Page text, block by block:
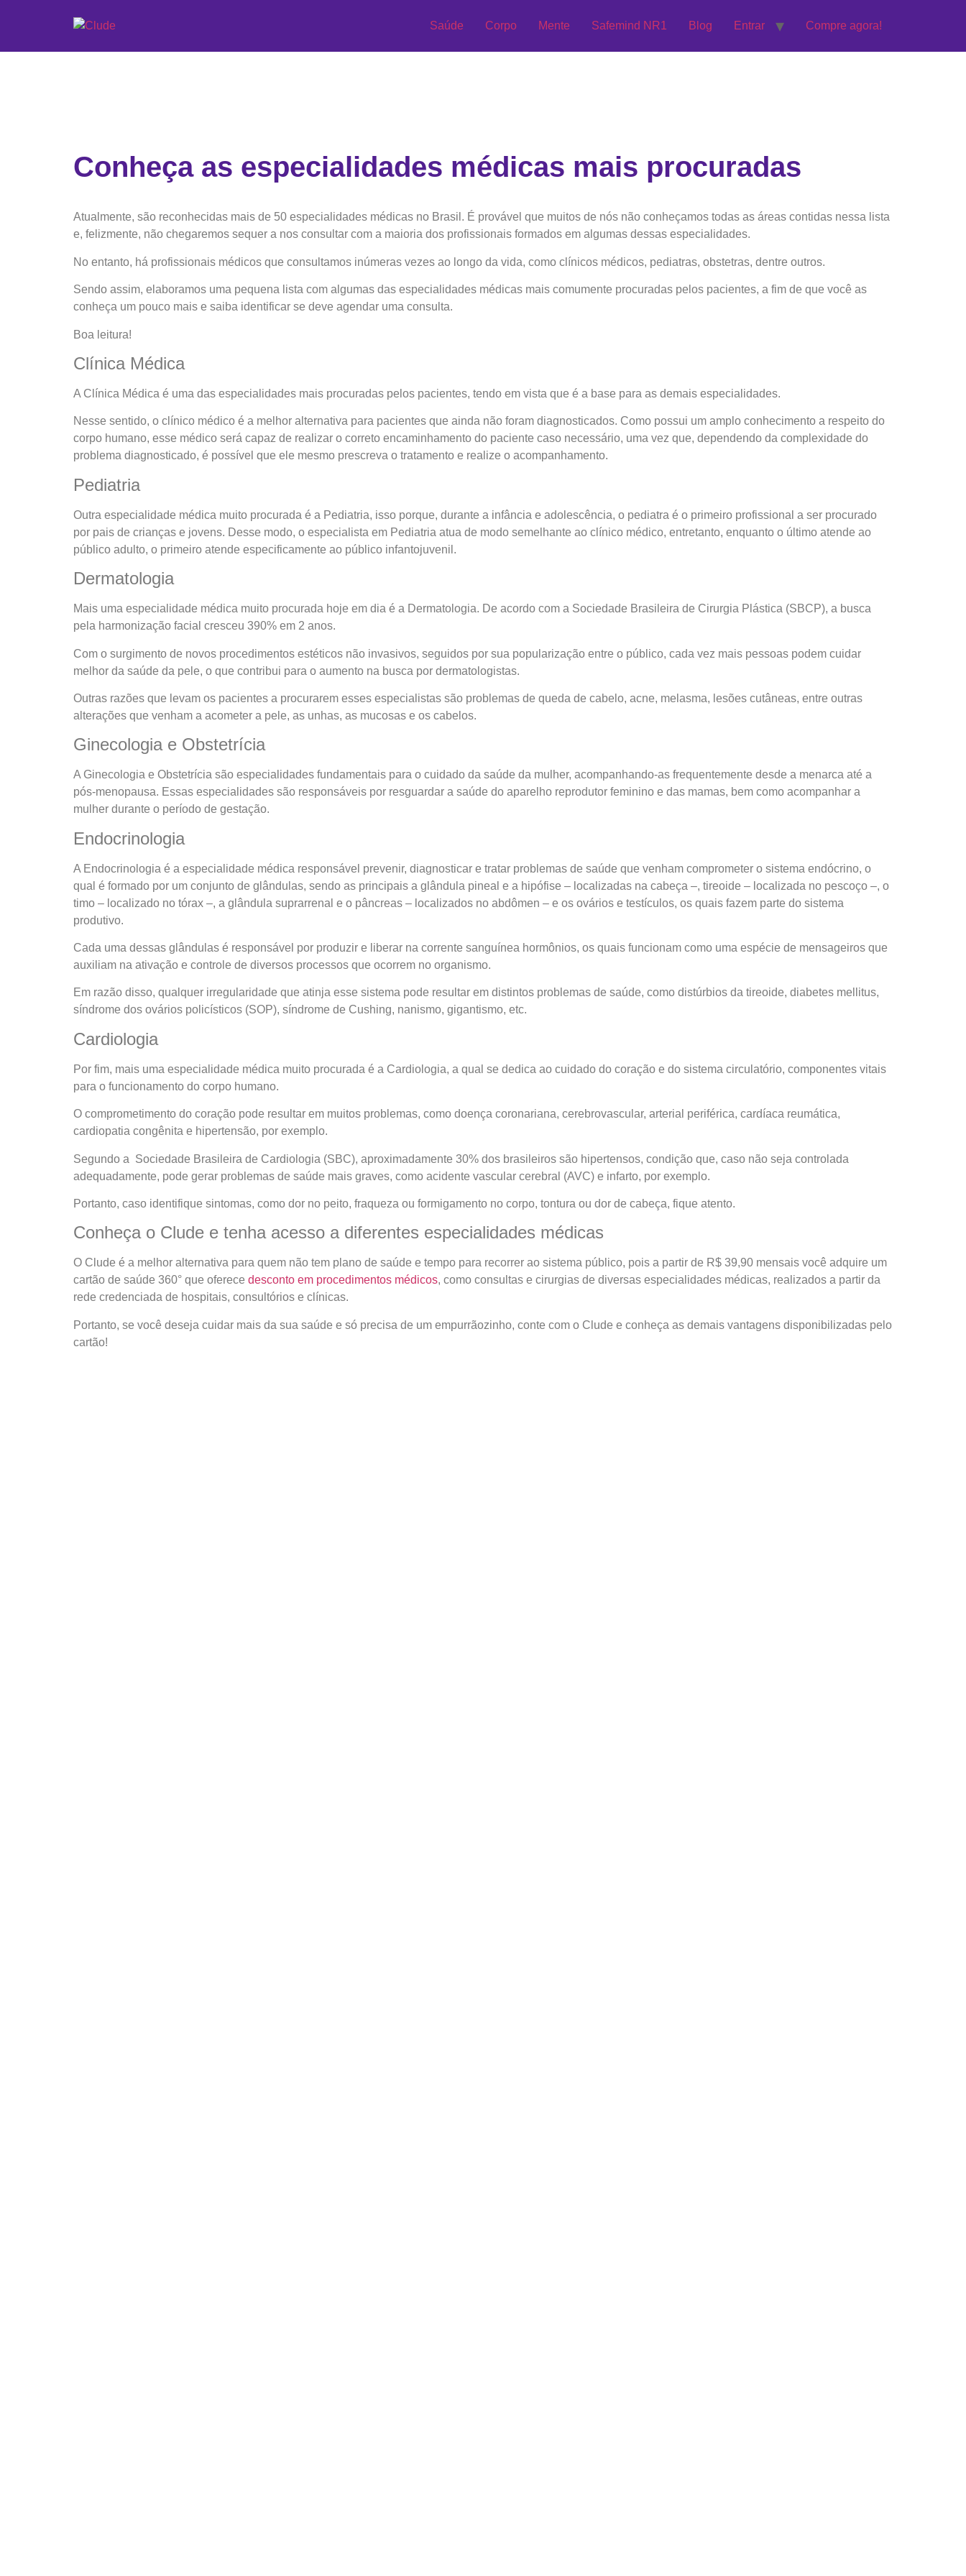
Saúde Corpo Mente Safemind NR1 Blog Entrar Compre agora!
Conheça as especialidades médicas mais procuradas
Atualmente, são reconhecidas mais de 50 especialidades médicas no Brasil. É provável que muitos de nós não conheçamos todas as áreas contidas nessa lista
e, felizmente, não chegaremos sequer a nos consultar com a maioria dos profissionais formados em algumas dessas especialidades.
No entanto, há profissionais médicos que consultamos inúmeras vezes ao longo da vida, como clínicos médicos, pediatras, obstetras, dentre outros.
Sendo assim, elaboramos uma pequena lista com algumas das especialidades médicas mais comumente procuradas pelos pacientes, a fim de que você as
conheça um pouco mais e saiba identificar se deve agendar uma consulta.
Boa leitura!
Clínica Médica
A Clínica Médica é uma das especialidades mais procuradas pelos pacientes, tendo em vista que é a base para as demais especialidades.
Nesse sentido, o clínico médico é a melhor alternativa para pacientes que ainda não foram diagnosticados. Como possui um amplo conhecimento a respeito do
corpo humano, esse médico será capaz de realizar o correto encaminhamento do paciente caso necessário, uma vez que, dependendo da complexidade do
problema diagnosticado, é possível que ele mesmo prescreva o tratamento e realize o acompanhamento.
Pediatria
Outra especialidade médica muito procurada é a Pediatria, isso porque, durante a infância e adolescência, o pediatra é o primeiro profissional a ser procurado
por pais de crianças e jovens. Desse modo, o especialista em Pediatria atua de modo semelhante ao clínico médico, entretanto, enquanto o último atende ao
público adulto, o primeiro atende especificamente ao público infantojuvenil.
Dermatologia
Mais uma especialidade médica muito procurada hoje em dia é a Dermatologia. De acordo com a Sociedade Brasileira de Cirurgia Plástica (SBCP), a busca
pela harmonização facial cresceu 390% em 2 anos.
Com o surgimento de novos procedimentos estéticos não invasivos, seguidos por sua popularização entre o público, cada vez mais pessoas podem cuidar
melhor da saúde da pele, o que contribui para o aumento na busca por dermatologistas.
Outras razões que levam os pacientes a procurarem esses especialistas são problemas de queda de cabelo, acne, melasma, lesões cutâneas, entre outras
alterações que venham a acometer a pele, as unhas, as mucosas e os cabelos.
Ginecologia e Obstetrícia
A Ginecologia e Obstetrícia são especialidades fundamentais para o cuidado da saúde da mulher, acompanhando-as frequentemente desde a menarca até a
pós-menopausa. Essas especialidades são responsáveis por resguardar a saúde do aparelho reprodutor feminino e das mamas, bem como acompanhar a
mulher durante o período de gestação.
Endocrinologia
A Endocrinologia é a especialidade médica responsável prevenir, diagnosticar e tratar problemas de saúde que venham comprometer o sistema endócrino, o
qual é formado por um conjunto de glândulas, sendo as principais a glândula pineal e a hipófise – localizadas na cabeça –, tireoide – localizada no pescoço –, o
timo – localizado no tórax –, a glândula suprarrenal e o pâncreas – localizados no abdômen – e os ovários e testículos, os quais fazem parte do sistema
produtivo.
Cada uma dessas glândulas é responsável por produzir e liberar na corrente sanguínea hormônios, os quais funcionam como uma espécie de mensageiros que
auxiliam na ativação e controle de diversos processos que ocorrem no organismo.
Em razão disso, qualquer irregularidade que atinja esse sistema pode resultar em distintos problemas de saúde, como distúrbios da tireoide, diabetes mellitus,
síndrome dos ovários policísticos (SOP), síndrome de Cushing, nanismo, gigantismo, etc.
Cardiologia
Por fim, mais uma especialidade médica muito procurada é a Cardiologia, a qual se dedica ao cuidado do coração e do sistema circulatório, componentes vitais
para o funcionamento do corpo humano.
O comprometimento do coração pode resultar em muitos problemas, como doença coronariana, cerebrovascular, arterial periférica, cardíaca reumática,
cardiopatia congênita e hipertensão, por exemplo.
Segundo a Sociedade Brasileira de Cardiologia (SBC), aproximadamente 30% dos brasileiros são hipertensos, condição que, caso não seja controlada
adequadamente, pode gerar problemas de saúde mais graves, como acidente vascular cerebral (AVC) e infarto, por exemplo.
Portanto, caso identifique sintomas, como dor no peito, fraqueza ou formigamento no corpo, tontura ou dor de cabeça, fique atento.
Conheça o Clude e tenha acesso a diferentes especialidades médicas
O Clude é a melhor alternativa para quem não tem plano de saúde e tempo para recorrer ao sistema público, pois a partir de R$ 39,90 mensais você adquire um
cartão de saúde 360° que oferece desconto em procedimentos médicos, como consultas e cirurgias de diversas especialidades médicas, realizados a partir da
rede credenciada de hospitais, consultórios e clínicas.
Portanto, se você deseja cuidar mais da sua saúde e só precisa de um empurrãozinho, conte com o Clude e conheça as demais vantagens disponibilizadas pelo
cartão!